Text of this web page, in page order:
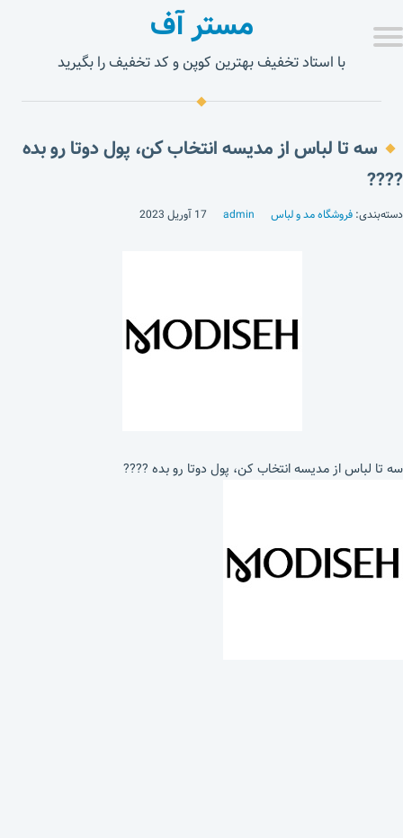
مستر آف
با استاد تخفیف بهترین کوپن و کد تخفیف را بگیرید
سه تا لباس از مدیسه انتخاب کن، پول دوتا رو بده
????
دسته‌بندی: فروشگاه مد و لباس admin 17 آوریل 2023
سه تا لباس از مدیسه انتخاب کن، پول دوتا رو بده ????